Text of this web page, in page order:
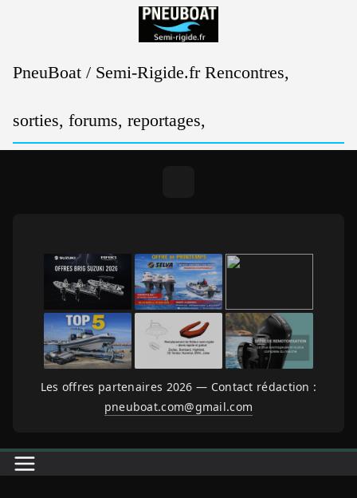
PneuBoat / Semi-Rigide.fr Rencontres,
sorties, forums, reportages,
Les offres partenaires 2026 — Contact rédaction :
pneuboat.com@gmail.com